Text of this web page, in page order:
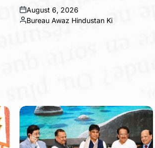
on
August 6, 2026
Posted
Bureau Awaz Hindustan Ki